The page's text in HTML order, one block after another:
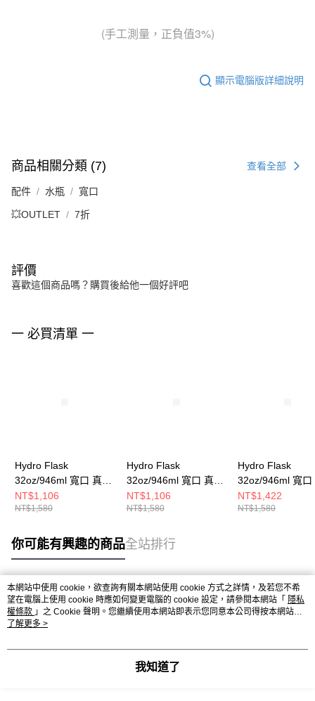
(手工測量，正負值3%)
顯示電腦版詳細說明
商品相關分類 (7) 查看全部
配件 水瓶 寬口
💥OUTLET 7折
評價
喜歡這個商品嗎？購買後給他一個好評吧
一 必買清單 一
Hydro Flask
32oz/946ml 寬口 真空
提環 保溫瓶 紫藤花
NT$1,106
NT$1,580
Hydro Flask
32oz/946ml 寬口 真空
提環 保溫瓶 酒紅色
NT$1,106
NT$1,580
Hydro Flask
32oz/946ml 寬口
提環 保溫瓶 棗紅
NT$1,422
NT$1,580
你可能有興趣的商品全站排行
熱門標籤
本網站中使用 cookie，欲查詢有關本網站使用 cookie 方式之詳情，及若您不希
望在電腦上使用 cookie 時應如何變更電腦的 cookie 設定，請參閱本網站「 隱私
權條款 」之 Cookie 聲明。您繼續使用本網站即表示您同意本公司得按本網站使
用條款之 Cookie 聲明使用 cookie。
了解更多 >
我知道了